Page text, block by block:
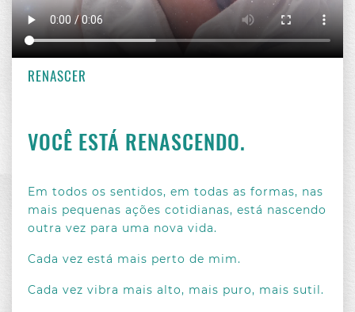
MENSAGENS DE JESUS
RENASCER
VOCÊ ESTÁ RENASCENDO.
Em todos os sentidos, em todas as formas, nas
mais pequenas ações cotidianas, está nascendo
outra vez para uma nova vida.
Cada vez está mais perto de mim.
Cada vez vibra mais alto, mais puro, mais sutil.